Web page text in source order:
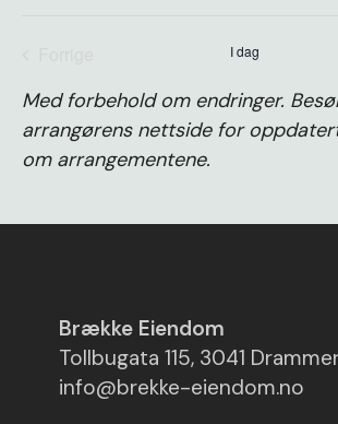
I dag
Med forbehold om endringer.
arrangørens nettside for
om arrangementene.
Brække Eiendom
Tollbugata 115, 3041
info@brekke-eiendom.no